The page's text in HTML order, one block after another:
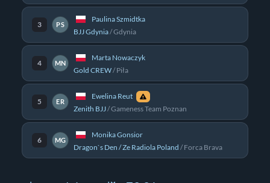
3 PS
Paulina Szmidtka
BJJ Gdynia/Gdynia
4 MN
Marta Nowaczyk
Gold CREW/Piła
5 ER
Ewelina Reut
Zenith BJJ/Gameness Team Poznan
6 MG
Monika Gonsior
Dragon`s Den / Ze Radiola Poland /Forca Brava